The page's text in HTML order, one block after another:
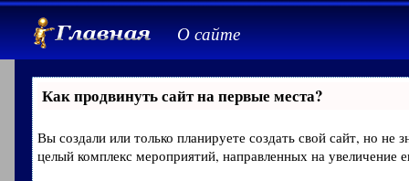
О сайте
Как продвинуть сайт на первые места?
Вы создали или только планируете создать свой сайт, но не
целый комплекс мероприятий, направленных на